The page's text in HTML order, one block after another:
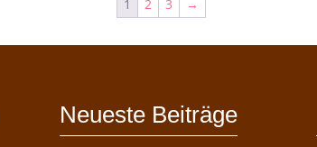
1 2 3 →
Neueste Beiträge